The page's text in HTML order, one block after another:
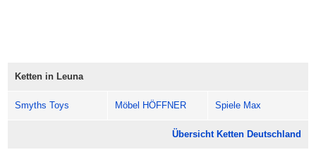
Öffnungszeiten: meist 13:00 bis 18:00 Uhr.
Ketten in Leuna
Smyths Toys Möbel HÖFFNER Spiele Max
Übersicht Ketten Deutschland